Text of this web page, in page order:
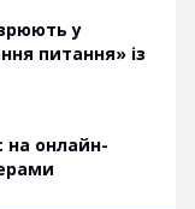
у
питання» із
на онлайн-